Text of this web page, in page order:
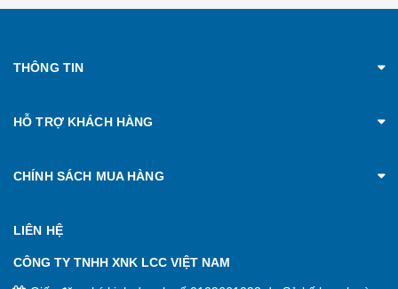
THÔNG TIN
HỖ TRỢ KHÁCH HÀNG
CHÍNH SÁCH MUA HÀNG
LIÊN HỆ
CÔNG TY TNHH XNK LCC VIỆT NAM